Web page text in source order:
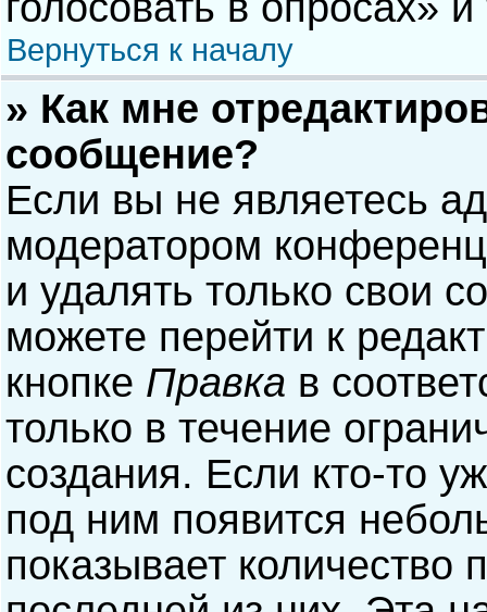
Вернуться к началу
» Как мне
сообщение?
Если вы не являетесь
модератором
и удалять только свои
можете перейти к
кнопке Правка в
только в течение
создания. Если кто-то
под ним появится
показывает количество